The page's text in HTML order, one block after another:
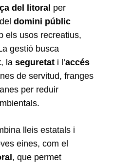
del litoral per
domini públic
els usos recreatius,
gestió busca
, la seguretat i l’accés
de servitud, franges
per reduir
lleis estatals i
eines, com el
, que permet